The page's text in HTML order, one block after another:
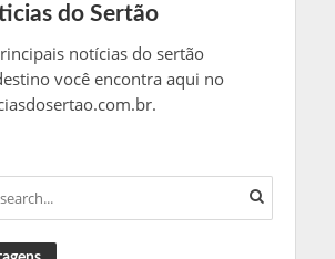
do Sertão
notícias do sertão
você encontra aqui no